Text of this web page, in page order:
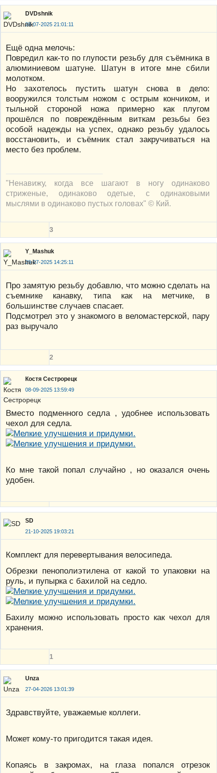
DVDshnik
28-07-2025 21:01:11
Ещё одна мелочь:
Повредил как-то по глупости резьбу для съёмника в
алюминиевом шатуне. Шатун в итоге мне сбили
молотком.
Но захотелось пустить шатун снова в дело:
вооружился толстым ножом с острым кончиком, и
тыльной стороной ножа примерно как плугом
прошёлся по повреждённым виткам резьбы без
особой надежды на успех, однако резьбу удалось
восстановить, и съёмник стал закручиваться на
место без проблем.
"Ненавижу, когда все шагают в ногу одинаково
стриженые, одинаково одетые, с одинаковыми
мыслями в одинаково пустых головах" © Кий.
3
Y_Mashuk
29-07-2025 14:25:11
Про замятую резьбу добавлю, что можно сделать на
съемнике канавку, типа как на метчике, в
большинстве случаев спасает.
Подсмотрел это у знакомого в веломастерской, пару
раз выручало
2
Костя Сестрорецк
08-09-2025 13:59:49
Вместо подменного седла , удобнее использовать
чехол для седла.
Ко мне такой попал случайно , но оказался очень
удобен.
SD
21-10-2025 19:03:21
Комплект для перевертывания велосипеда.
Обрезки пенополиэтилена от какой то упаковки на
руль, и пупырка с бахилой на седло.
Бахилу можно использовать просто как чехол для
хранения.
1
Unza
27-04-2026 13:01:39
Здравствуйте, уважаемые коллеги.
Может кому-то пригодится такая идея.
Копаясь в закромах, на глаза попался отрезок